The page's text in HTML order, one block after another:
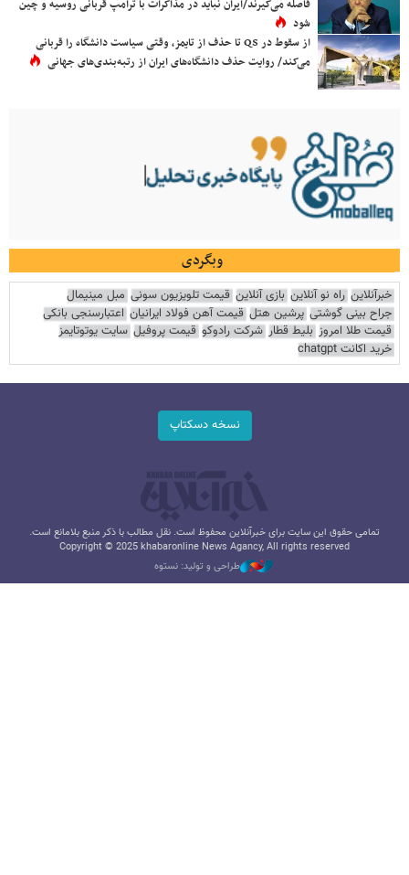
فاصله می‌گیرند/ایران نباید در مذاکرات با ترامپ قربانی روسیه و چین
شود
از سقوط در QS تا حذف از تایمز، وقتی سیاست دانشگاه را قربانی
می‌کند/ روایت حذف دانشگاه‌های ایران از رتبه‌بندی‌های جهانی
وبگردی
خبرآنلاین راه نو آنلاین بازی آنلاین قیمت تلویزیون سونی مبل مینیمال
جراح بینی گوشتی پرشین هتل قیمت آهن فولاد ایرانیان اعتبارسنجی بانکی
قیمت طلا امروز بلیط قطار شرکت رادوکو قیمت پروفیل سایت یوتوتایمز
خرید اکانت chatgpt
نسخه دسکتاپ
تمامی حقوق این سایت برای خبرآنلاین محفوظ است. نقل مطالب با ذکر منبع بلامانع است.
Copyright © 2025 khabaronline News Agancy, All rights reserved
طراحی و تولید: نستوه